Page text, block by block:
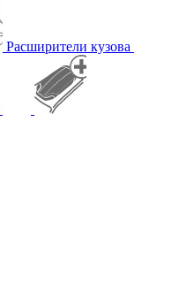
Расширители кузова